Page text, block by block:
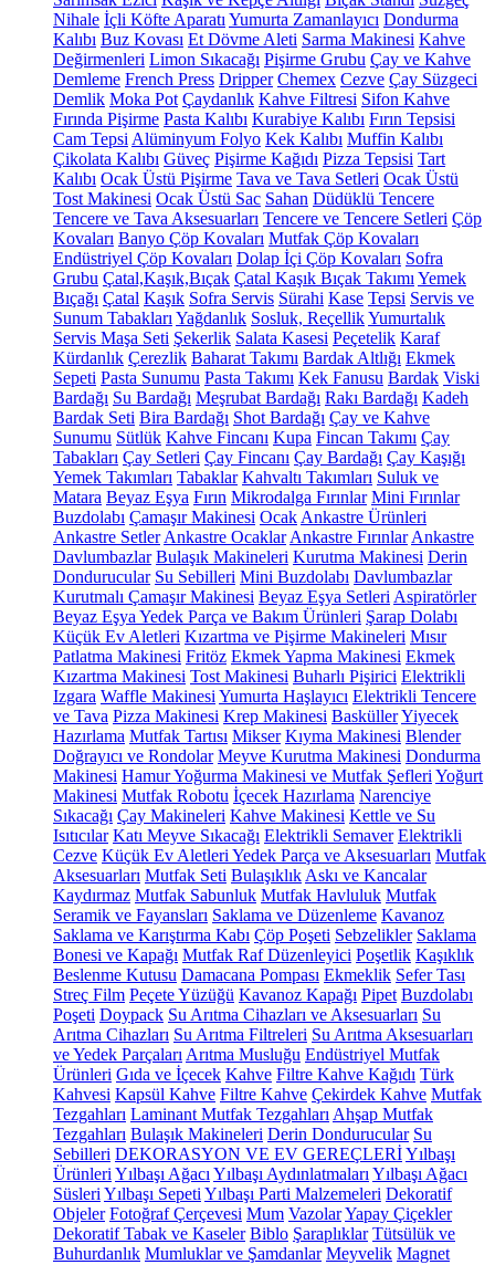
Nihale İçli Köfte Aparatı Yumurta Zamanlayıcı Dondurma
Kalıbı Buz Kovası Et Dövme Aleti Sarma Makinesi Kahve
Değirmenleri Limon Sıkacağı Pişirme Grubu Çay ve Kahve
Demleme French Press Dripper Chemex Cezve Çay Süzgeci
Demlik Moka Pot Çaydanlık Kahve Filtresi Sifon Kahve
Fırında Pişirme Pasta Kalıbı Kurabiye Kalıbı Fırın Tepsisi
Cam Tepsi Alüminyum Folyo Kek Kalıbı Muffin Kalıbı
Çikolata Kalıbı Güveç Pişirme Kağıdı Pizza Tepsisi Tart
Kalıbı Ocak Üstü Pişirme Tava ve Tava Setleri Ocak Üstü
Tost Makinesi Ocak Üstü Sac Sahan Düdüklü Tencere
Tencere ve Tava Aksesuarları Tencere ve Tencere Setleri Çöp
Kovaları Banyo Çöp Kovaları Mutfak Çöp Kovaları
Endüstriyel Çöp Kovaları Dolap İçi Çöp Kovaları Sofra
Grubu Çatal,Kaşık,Bıçak Çatal Kaşık Bıçak Takımı Yemek
Bıçağı Çatal Kaşık Sofra Servis Sürahi Kase Tepsi Servis ve
Sunum Tabakları Yağdanlık Sosluk, ReçellikYumurtalık
Servis Maşa Seti Şekerlik Salata Kasesi Peçetelik Karaf
Kürdanlık Çerezlik Baharat Takımı Bardak Altlığı Ekmek
Sepeti Pasta Sunumu Pasta Takımı Kek Fanusu Bardak Viski
Bardağı Su Bardağı Meşrubat Bardağı Rakı Bardağı Kadeh
Bardak Seti Bira Bardağı Shot Bardağı Çay ve Kahve
Sunumu Sütlük Kahve Fincanı Kupa Fincan Takımı Çay
Tabakları Çay Setleri Çay Fincanı Çay Bardağı Çay Kaşığı
Yemek Takımları Tabaklar Kahvaltı Takımları Suluk ve
Matara Beyaz Eşya Fırın Mikrodalga Fırınlar Mini Fırınlar
Buzdolabı Çamaşır Makinesi Ocak Ankastre Ürünleri
Ankastre Setler Ankastre Ocaklar Ankastre Fırınlar Ankastre
Davlumbazlar Bulaşık Makineleri Kurutma Makinesi Derin
Dondurucular Su Sebilleri Mini Buzdolabı Davlumbazlar
Kurutmalı Çamaşır Makinesi Beyaz Eşya Setleri Aspiratörler
Beyaz Eşya Yedek Parça ve Bakım Ürünleri Şarap Dolabı
Küçük Ev Aletleri Kızartma ve Pişirme Makineleri Mısır
Patlatma Makinesi Fritöz Ekmek Yapma Makinesi Ekmek
Kızartma Makinesi Tost Makinesi Buharlı Pişirici Elektrikli
Izgara Waffle Makinesi Yumurta Haşlayıcı Elektrikli Tencere
ve Tava Pizza Makinesi Krep Makinesi BasküllerYiyecek
Hazırlama Mutfak Tartısı Mikser Kıyma Makinesi Blender
Doğrayıcı ve Rondolar Meyve Kurutma Makinesi Dondurma
Makinesi Hamur Yoğurma Makinesi ve Mutfak Şefleri Yoğurt
Makinesi Mutfak Robotu İçecek Hazırlama Narenciye
Sıkacağı Çay Makineleri Kahve Makinesi Kettle ve Su
Isıtıcılar Katı Meyve Sıkacağı Elektrikli Semaver Elektrikli
Cezve Küçük Ev Aletleri Yedek Parça ve Aksesuarları Mutfak
Aksesuarları Mutfak Seti Bulaşıklık Askı ve Kancalar
Kaydırmaz Mutfak Sabunluk Mutfak Havluluk Mutfak
Seramik ve Fayansları Saklama ve Düzenleme Kavanoz
Saklama ve Karıştırma Kabı Çöp Poşeti Sebzelikler Saklama
Bonesi ve Kapağı Mutfak Raf Düzenleyici Poşetlik Kaşıklık
Beslenme Kutusu Damacana Pompası Ekmeklik Sefer Tası
Streç Film Peçete Yüzüğü Kavanoz Kapağı Pipet Buzdolabı
Poşeti Doypack Su Arıtma Cihazları ve Aksesuarları Su
Arıtma Cihazları Su Arıtma Filtreleri Su Arıtma Aksesuarları
ve Yedek Parçaları Arıtma Musluğu Endüstriyel Mutfak
Ürünleri Gıda ve İçecek Kahve Filtre Kahve Kağıdı Türk
Kahvesi Kapsül Kahve Filtre Kahve Çekirdek Kahve Mutfak
Tezgahları Laminant Mutfak Tezgahları Ahşap Mutfak
Tezgahları Bulaşık Makineleri Derin Dondurucular Su
Sebilleri DEKORASYON VE EV GEREÇLERİYılbaşı
Ürünleri Yılbaşı Ağacı Yılbaşı Aydınlatmaları Yılbaşı Ağacı
Süsleri Yılbaşı Sepeti Yılbaşı Parti Malzemeleri Dekoratif
Objeler Fotoğraf Çerçevesi Mum VazolarYapay Çiçekler
Dekoratif Tabak ve Kaseler Biblo Şaraplıklar Tütsülük ve
Buhurdanlık Mumluklar ve Şamdanlar Meyvelik Magnet